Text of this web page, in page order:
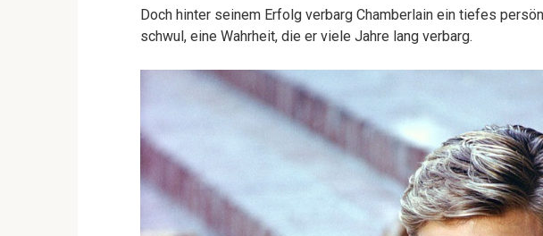
Doch hinter seinem Erfolg verbarg Chamberlain ein tiefes
schwul, eine Wahrheit, die er viele Jahre lang verbarg.